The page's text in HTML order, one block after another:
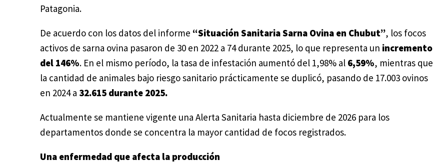
Patagonia.
De acuerdo con los datos del informe “Situación Sanitaria Sarna Ovina en Chubut”, los focos
activos de sarna ovina pasaron de 30 en 2022 a 74 durante 2025, lo que representa un incremento
del 146%. En el mismo período, la tasa de infestación aumentó del 1,98% al 6,59%, mientras que
la cantidad de animales bajo riesgo sanitario prácticamente se duplicó, pasando de 17.003 ovinos
en 2024 a 32.615 durante 2025.
Actualmente se mantiene vigente una Alerta Sanitaria hasta diciembre de 2026 para los
departamentos donde se concentra la mayor cantidad de focos registrados.
Una enfermedad que afecta la producción